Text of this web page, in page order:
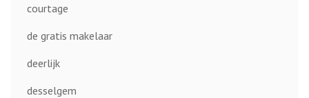
courtage
de gratis makelaar
deerlijk
desselgem